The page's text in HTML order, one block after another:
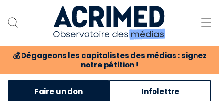
💰 Dégageons les capitalistes des médias : signez
notre pétition !
Notre association
Notre critique des médias
Faire un don Infolettre